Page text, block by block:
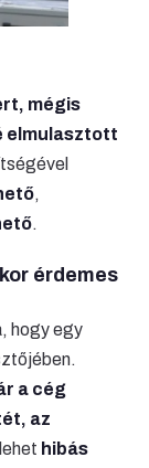
mégis
elmulasztott
,
.
érdemes
hogy egy
a cég
az
hibás